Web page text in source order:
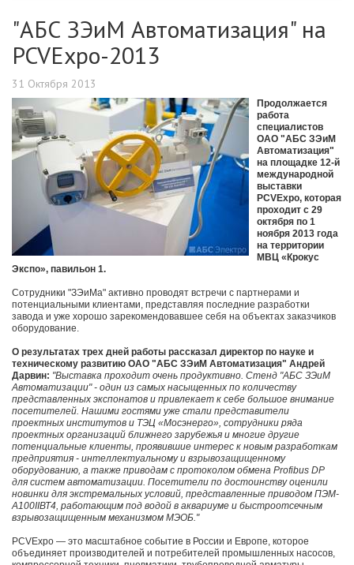
"АБС ЗЭиМ Автоматизация" на
PCVExpo-2013
31 Октября 2013
Продолжается
работа
специалистов
ОАО "АБС ЗЭиМ
Автоматизация"
на площадке 12-й
международной
выставки
PCVExpo, которая
проходит с 29
октября по 1
ноября 2013 года
на территории
МВЦ «Крокус
Экспо», павильон 1.
Сотрудники "ЗЭиМа" активно проводят встречи с партнерами и
потенциальными клиентами, представляя последние разработки
завода и уже хорошо зарекомендовавшее себя на объектах заказчиков
оборудование.
О результатах трех дней работы рассказал директор по науке и
техническому развитию ОАО "АБС ЗЭиМ Автоматизация" Андрей
Дарвин: "Выставка проходит очень продуктивно. Стенд "АБС ЗЭиМ
Автоматизации" - один из самых насыщенных по количеству
представленных экспонатов и привлекает к себе большое внимание
посетителей. Нашими гостями уже стали представители
проектных институтов и ТЭЦ «Мосэнерго», сотрудники ряда
проектных организаций ближнего зарубежья и многие другие
потенциальные клиенты, проявившие интерес к новым разработкам
предприятия - интеллектуальному и взрывозащищенному
оборудованию, а также приводам с протоколом обмена Profibus DP
для систем автоматизации. Посетители по достоинству оценили
новинки для экстремальных условий, представленные приводом ПЭМ-
А100IIВТ4, работающим под водой в аквариуме и быстроотсечным
взрывозащищенным механизмом МЭОБ."
PCVExpo — это масштабное событие в России и Европе, которое
объединяет производителей и потребителей промышленных насосов,